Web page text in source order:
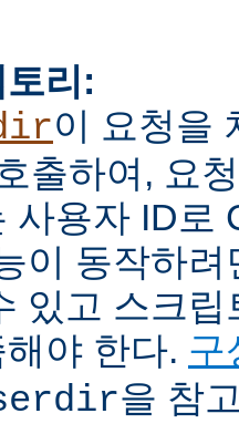
리:
이 요청을
출하여, 요
사용자 ID로
이 동작하
있고 스크
야 한다. 구
을 참